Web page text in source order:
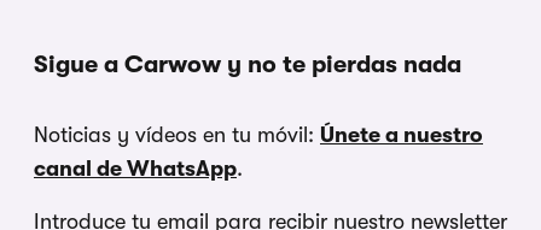
Sigue a Carwow y no te pierdas nada
Noticias y vídeos en tu móvil: Únete a nuestro
canal de WhatsApp.
Introduce tu email para recibir nuestro newsletter